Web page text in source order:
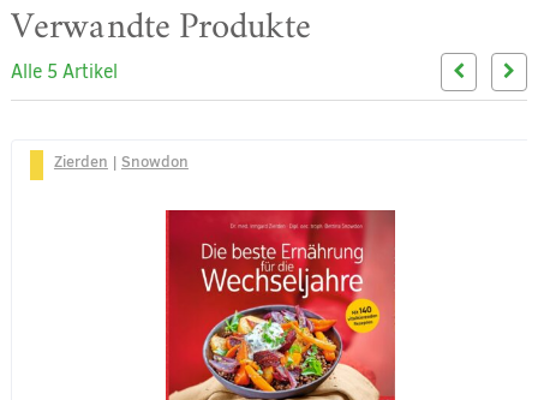
Verwandte Produkte
Alle 5 Artikel
Zierden | Snowdon